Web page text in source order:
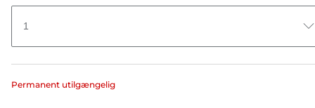
1
Permanent utilgængelig